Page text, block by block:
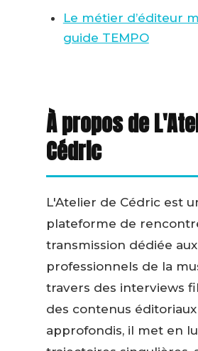
Le métier d’éditeur
guide TEMPO
À propos de
Cédric
L'Atelier de Cédric est
plateforme de
transmission dédiée
professionnels de la
travers des interviews
des contenus éditoriaux
approfondis, il met en